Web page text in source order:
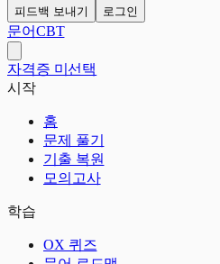
피드백 보내기 로그인
문어CBT
자격증 미선택
시작
홈
문제 풀기
기출 복원
모의고사
학습
OX 퀴즈